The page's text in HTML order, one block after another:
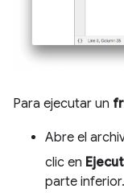
Para ejecutar un
Abre el
clic en
parte inferior.